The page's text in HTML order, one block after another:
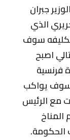
جبران
الذي
سوف
اصبح
فرنسية
سوف يواكب
مع الرئيس
المناخ
الحكومة.